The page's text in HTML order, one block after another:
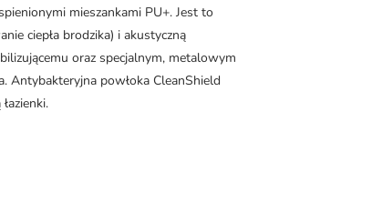
mieszankami PU+. Jest to
ciepła brodzika) i akustyczną
oraz specjalnym, metalowym
Antybakteryjna powłoka CleanShield